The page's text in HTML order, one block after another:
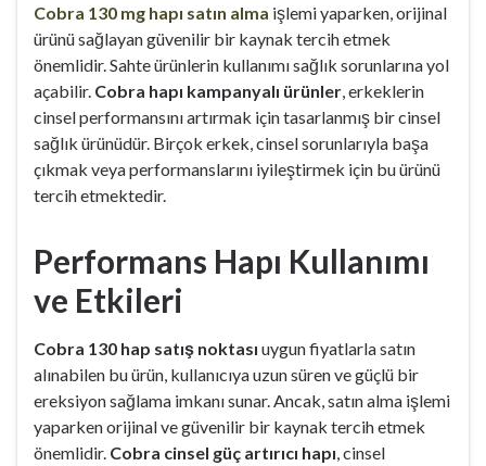
Cobra 130 mg hapı satın alma işlemi yaparken, orijinal
ürünü sağlayan güvenilir bir kaynak tercih etmek
önemlidir. Sahte ürünlerin kullanımı sağlık sorunlarına yol
açabilir. Cobra hapı kampanyalı ürünler , erkeklerin
cinsel performansını artırmak için tasarlanmış bir cinsel
sağlık ürünüdür. Birçok erkek, cinsel sorunlarıyla başa
çıkmak veya performanslarını iyileştirmek için bu ürünü
tercih etmektedir.
Performans Hapı Kullanımı
ve Etkileri
Cobra 130 hap satış noktası uygun fiyatlarla satın
alınabilen bu ürün, kullanıcıya uzun süren ve güçlü bir
ereksiyon sağlama imkanı sunar. Ancak, satın alma işlemi
yaparken orijinal ve güvenilir bir kaynak tercih etmek
önemlidir. Cobra cinsel güç artırıcı hapı , cinsel